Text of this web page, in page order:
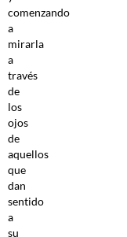
comenzando
a
mirarla
a
través
de
los
ojos
de
aquellos
que
dan
sentido
a
su